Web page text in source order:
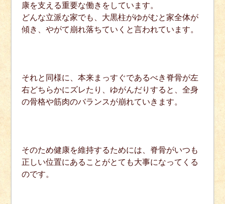
康を支える重要な働きをしています。
どんな立派な家でも、大黒柱がゆがむと家全体が
傾き、やがて崩れ落ちていくと言われています。
それと同様に、本来まっすぐであるべき脊骨が左
右どちらかにズレたり、ゆがんだりすると、全身
の骨格や筋肉のバランスが崩れていきます。
そのため健康を維持するためには、脊骨がいつも
正しい位置にあることがとても大事になってくる
のです。